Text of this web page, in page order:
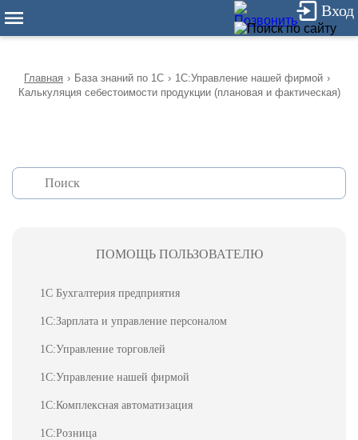
Вход
Главная › База знаний по 1С › 1С:Управление нашей фирмой ›
Калькуляция себестоимости продукции (плановая и фактическая)
ПОМОЩЬ ПОЛЬЗОВАТЕЛЮ
1С Бухгалтерия предприятия
1С:Зарплата и управление персоналом
1С:Управление торговлей
1С:Управление нашей фирмой
1С:Комплексная автоматизация
1С:Розница